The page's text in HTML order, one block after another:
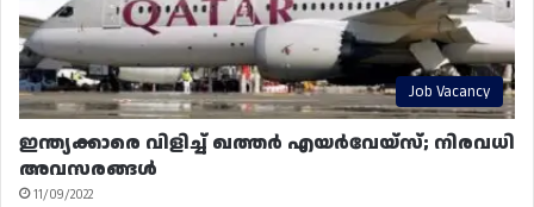
Job Vacancy
ഇന്ത്യക്കാരെ വിളിച്ച് ഖത്തർ എയർവേയ്‌സ്; നിരവധി
അവസരങ്ങൾ
11/09/2022